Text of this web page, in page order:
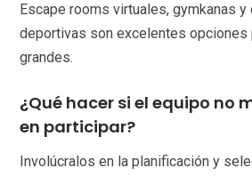
Escape rooms virtuales, gymkanas
deportivas son excelentes opciones
grandes.
¿Qué hacer si el equipo no
en participar?
Involúcralos en la planificación y